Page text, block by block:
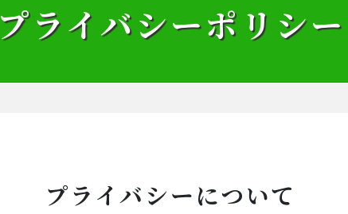
プライバシーポリシー
プライバシーについて